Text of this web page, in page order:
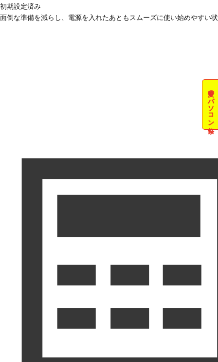
夏のパソコン祭
初期設定済み
面倒な準備を減らし、電源を入れたあともスムーズに使い始めやすい